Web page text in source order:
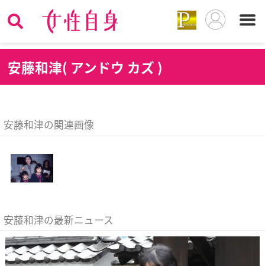
安藤和津( アンドウ カズ )
安藤和津の関連画像
安藤和津の最新ニュース